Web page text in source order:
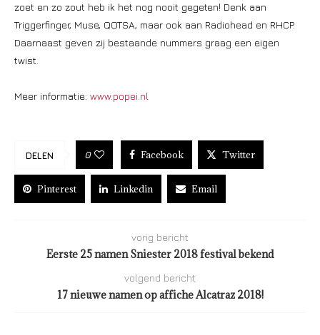
zoet en zo zout heb ik het nog nooit gegeten! Denk aan
Triggerfinger, Muse, QOTSA, maar ook aan Radiohead en RHCP.
Daarnaast geven zij bestaande nummers graag een eigen
twist.
Meer informatie: www.popei.nl
DELEN 0 Facebook Twitter
Pinterest Linkedin Email
vorig bericht
Eerste 25 namen Sniester 2018 festival bekend
volgend bericht
17 nieuwe namen op affiche Alcatraz 2018!